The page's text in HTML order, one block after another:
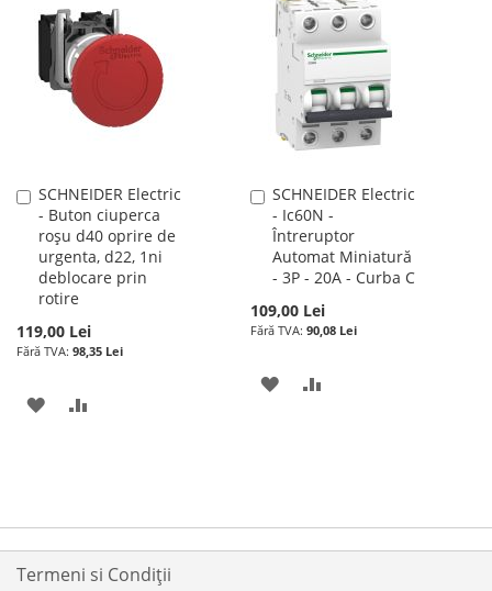
LISTA
DE
DORINTE
COMPARARE
DE
DORINTE
SCHNEIDER Electric
- Buton ciuperca
roșu d40 oprire de
urgenta, d22, 1ni
deblocare prin
rotire
119,00 Lei
98,35 Lei
Adauga
în
cos
ADAUGATI
DORINTE
SCHNEIDER Electric
- Ic60N -
Întreruptor
Automat Miniatură
- 3P - 20A - Curba C
109,00 Lei
90,08 Lei
Adauga
în
cos
ADAUGATI
DORINTE
Termeni si Condiții